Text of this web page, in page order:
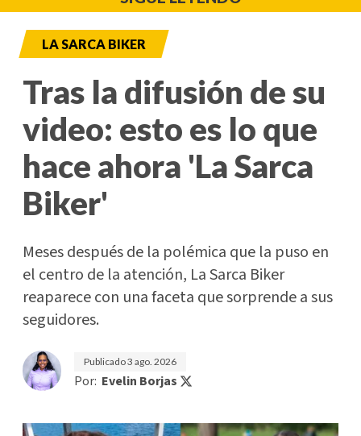
LA SARCA BIKER
Tras la difusión de su
video: esto es lo que
hace ahora 'La Sarca
Biker'
Meses después de la polémica que la puso en
el centro de la atención, La Sarca Biker
reaparece con una faceta que sorprende a sus
seguidores.
Publicado3 ago. 2026
Por: Evelin Borjas